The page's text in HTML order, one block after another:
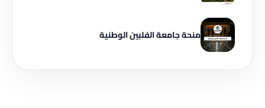
منحة جامعة الفلبين الوطنية